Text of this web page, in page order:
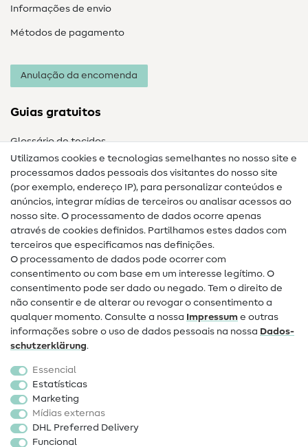
Informações de envio
Métodos de pagamento
Anulação da encomenda
Guias gratuitos
Glossário de tecidos
Guias de costura
Ajuda e contacto
Contacto
Mudança de proprietário
Perguntas frequentes (FAQ)
Direito de cancelamento
Popular
Tecidos
Acessórios de costura
Promoção
Utilizamos cookies e tecnologias semelhantes no nosso site e
processamos dados pessoais dos visitantes do nosso site
(por exemplo, endereço IP), para personalizar conteúdos e
anúncios, integrar mídias de terceiros ou analisar acessos ao
nosso site. O processamento de dados ocorre apenas
através de cookies definidos. Partilhamos estes dados com
terceiros que especificamos nas definições.
O processamento de dados pode ocorrer com
consentimento ou com base em um interesse legítimo. O
consentimento pode ser dado ou negado. Tem o direito de
não consentir e de alterar ou revogar o consentimento a
qualquer momento. Consulte a nossa Impressum e outras
informações sobre o uso de dados pessoais na nossa Dados­
schutz­erklärung.
Essencial
Estatísticas
Marketing
Mídias externas
DHL Preferred Delivery
Funcional